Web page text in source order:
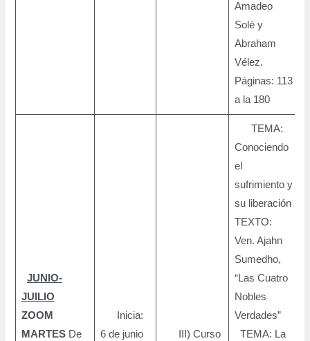
Amadeo
Solé y
Abraham
Vélez.
Páginas: 113
a la 180
JUNIO-
JUILIO
ZOOM
MARTESDe
Inicia:
6 de junio
III) Curso
TEMA:
Conociendo
el
sufrimiento y
su liberación
TEXTO:
Ven. Ajahn
Sumedho,
“Las Cuatro
Nobles
Verdades”
TEMA: La